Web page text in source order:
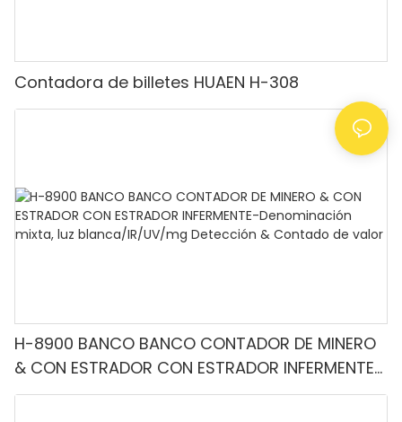
Contadora de billetes HUAEN H-308
H-8900 BANCO BANCO CONTADOR DE MINERO
& CON ESTRADOR CON ESTRADOR INFERMENTE-
Denominación mixta, luz blanca/IR/UV/mg